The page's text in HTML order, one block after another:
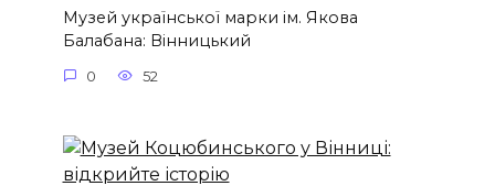
Музей української марки ім. Якова
Балабана: Вінницький
0 52